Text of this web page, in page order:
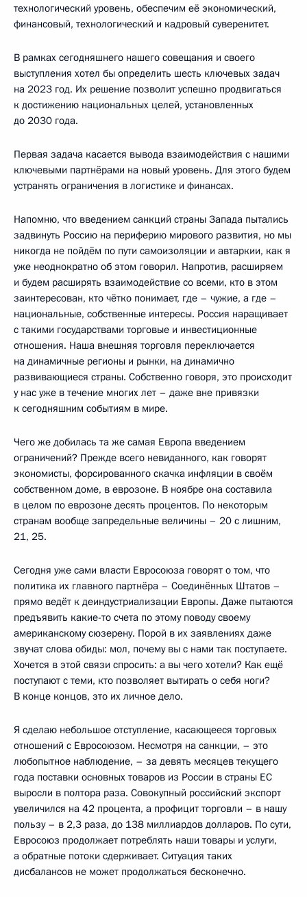
технологический уровень, обеспечим её экономический,
финансовый, технологический и кадровый суверенитет.
В рамках сегодняшнего нашего совещания и своего
выступления хотел бы определить шесть ключевых задач
на 2023 год. Их решение позволит успешно продвигаться
к достижению национальных целей, установленных
до 2030 года.
Первая задача касается вывода взаимодействия с нашими
ключевыми партнёрами на новый уровень. Для этого будем
устранять ограничения в логистике и финансах.
Напомню, что введением санкций страны Запада пытались
задвинуть Россию на периферию мирового развития, но мы
никогда не пойдём по пути самоизоляции и автаркии, как я
уже неоднократно об этом говорил. Напротив, расширяем
и будем расширять взаимодействие со всеми, кто в этом
заинтересован, кто чётко понимает, где – чужие, а где –
национальные, собственные интересы. Россия наращивает
с такими государствами торговые и инвестиционные
отношения. Наша внешняя торговля переключается
на динамичные регионы и рынки, на динамично
развивающиеся страны. Собственно говоря, это происходит
у нас уже в течение многих лет – даже вне привязки
к сегодняшним событиям в мире.
Чего же добилась та же самая Европа введением
ограничений? Прежде всего невиданного, как говорят
экономисты, форсированного скачка инфляции в своём
собственном доме, в еврозоне. В ноябре она составила
в целом по еврозоне десять процентов. По некоторым
странам вообще запредельные величины – 20 с лишним,
21, 25.
Сегодня уже сами власти Евросоюза говорят о том, что
политика их главного партнёра – Соединённых Штатов –
прямо ведёт к деиндустриализации Европы. Даже пытаются
предъявить какие-то счета по этому поводу своему
американскому сюзерену. Порой в их заявлениях даже
звучат слова обиды: мол, почему вы с нами так поступаете.
Хочется в этой связи спросить: а вы чего хотели? Как ещё
поступают с теми, кто позволяет вытирать о себя ноги?
В конце концов, это их личное дело.
Я сделаю небольшое отступление, касающееся торговых
отношений с Евросоюзом. Несмотря на санкции, – это
любопытное наблюдение, – за девять месяцев текущего
года поставки основных товаров из России в страны ЕС
выросли в полтора раза. Совокупный российский экспорт
увеличился на 42 процента, а профицит торговли – в нашу
пользу – в 2,3 раза, до 138 миллиардов долларов. По сути,
Евросоюз продолжает потреблять наши товары и услуги,
а обратные потоки сдерживает. Ситуация таких
дисбалансов не может продолжаться бесконечно.